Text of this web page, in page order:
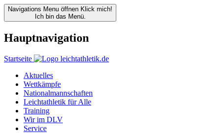
Navigations Menu öffnen Klick mich!
Ich bin das Menü.
Hauptnavigation
Startseite
Aktuelles
Wettkämpfe
Nationalmannschaften
Leichtathletik für Alle
Training
Wir im DLV
Service